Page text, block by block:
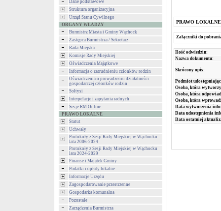
Dane podstawowe
Struktura organizacyjna
Urząd Stanu Cywilnego
ORGANY WŁADZY
Burmistrz Miasta i Gminy Wąchock
Zastępca Burmistrza / Sekretarz
Rada Miejska
Komisje Rady Miejskiej
Oświadczenia Majątkowe
Informacja o zatrudnieniu członków rodzin
Oświadczenia o prowadzeniu działalności
gospodarczej członków rodzin
Sołtysi
Interpelacje i zapytania radnych
Sesje RM Online
PRAWO LOKALNE
Statut
Uchwały
Protokoły z Sesji Rady Miejskiej w Wąchocku
lata 2006-2024
Protokoły z Sesji Rady Miejskiej w Wąchocku
lata 2024-2029
Finanse i Majątek Gminy
Podatki i opłaty lokalne
Informacje Urzędu
Zagospodarowanie przestrzenne
Gospodarka komunalna
Pozostałe
Zarządzenia Burmistrza
PRAWO LOKALNE
Załączniki do
Ilość odwiedzin:
Nazwa dokumentu:
Skrócony opis:
Podmiot
Osoba, która
Osoba, która
Osoba, która
Data wytworzenia
Data udostępnienia
Data ostatniej